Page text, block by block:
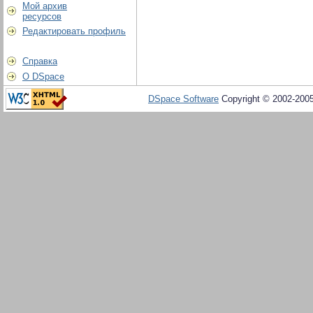
Мой архив
ресурсов
Редактировать профиль
Справка
О DSpace
DSpace Software Copyright © 2002-